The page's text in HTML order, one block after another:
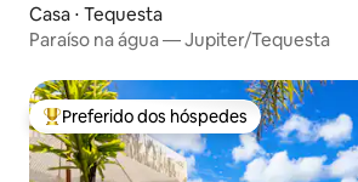
Casa ⋅ Tequesta
Paraíso na água — Jupiter/Tequesta
Entre os melhores preferidos dos
Preferido dos hóspedes